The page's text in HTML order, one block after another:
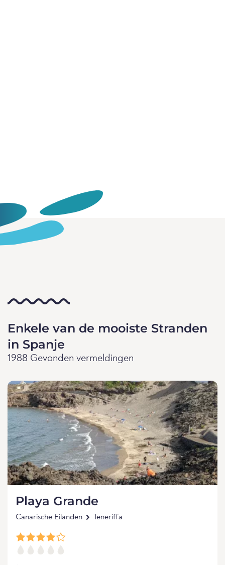
Enkele van de mooiste Stranden
in Spanje
1988 Gevonden vermeldingen
Playa Grande
Canarische Eilanden Teneriffa